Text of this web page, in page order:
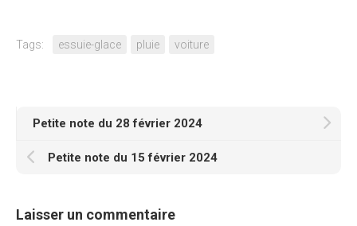
Tags: essuie-glace pluie voiture
Petite note du 28 février 2024
Petite note du 15 février 2024
Laisser un commentaire